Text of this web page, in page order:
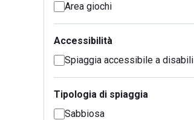
Area giochi
Accessibilità
Spiaggia accessibile a disabili
Tipologia di spiaggia
Sabbiosa